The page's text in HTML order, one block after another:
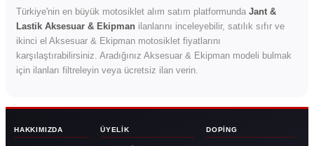
Türkiye'nin en büyük motosiklet alım satım platformunda Jant &
Lastik Aksesuar & Ekipman ilanlarını inceleyebilir, satılık sıfır ve
ikinci el Aksesuar & Ekipman motosiklet fiyatlarını
karşılaştırabilirsiniz. Aradığınız Aksesuar & Ekipman modeli bulmak
için ilanları filtreleyin veya ücretsiz ilan verin.
HAKKIMIZDA ÜYELIK DOPING